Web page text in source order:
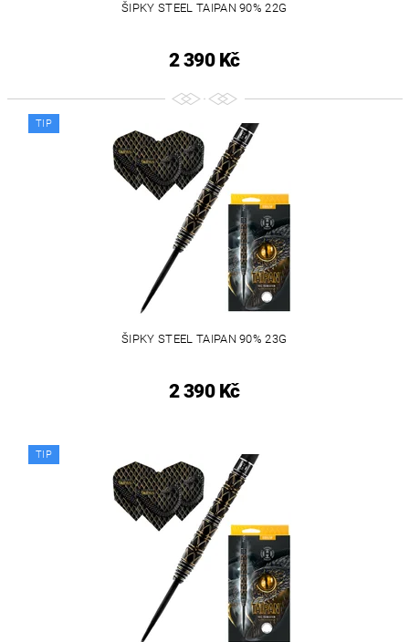
ŠIPKY STEEL TAIPAN 90% 22G
2 390 Kč
TIP
ŠIPKY STEEL TAIPAN 90% 23G
2 390 Kč
TIP